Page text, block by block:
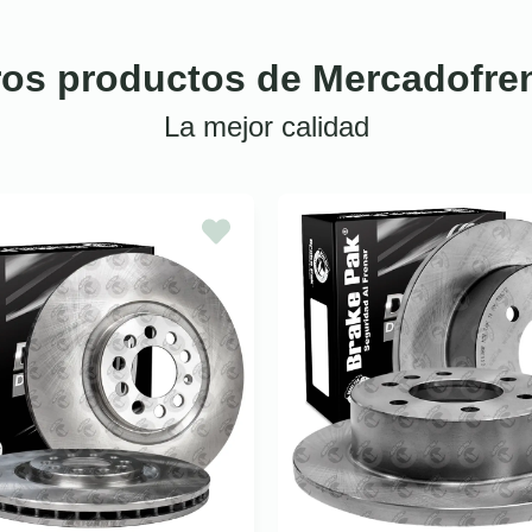
productos de
La mejor calidad